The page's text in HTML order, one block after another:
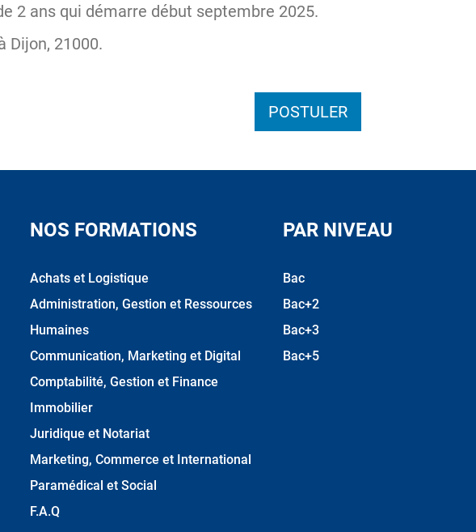
2 ans qui démarre début septembre 2025.
Dijon, 21000.
POSTULER
NOS FORMATIONS
Achats et Logistique
Administration, Gestion et Ressources
Humaines
Communication, Marketing et Digital
Comptabilité, Gestion et Finance
Immobilier
Juridique et Notariat
Marketing, Commerce et International
Paramédical et Social
F.A.Q
PAR NIVEAU
Bac
Bac+2
Bac+3
Bac+5